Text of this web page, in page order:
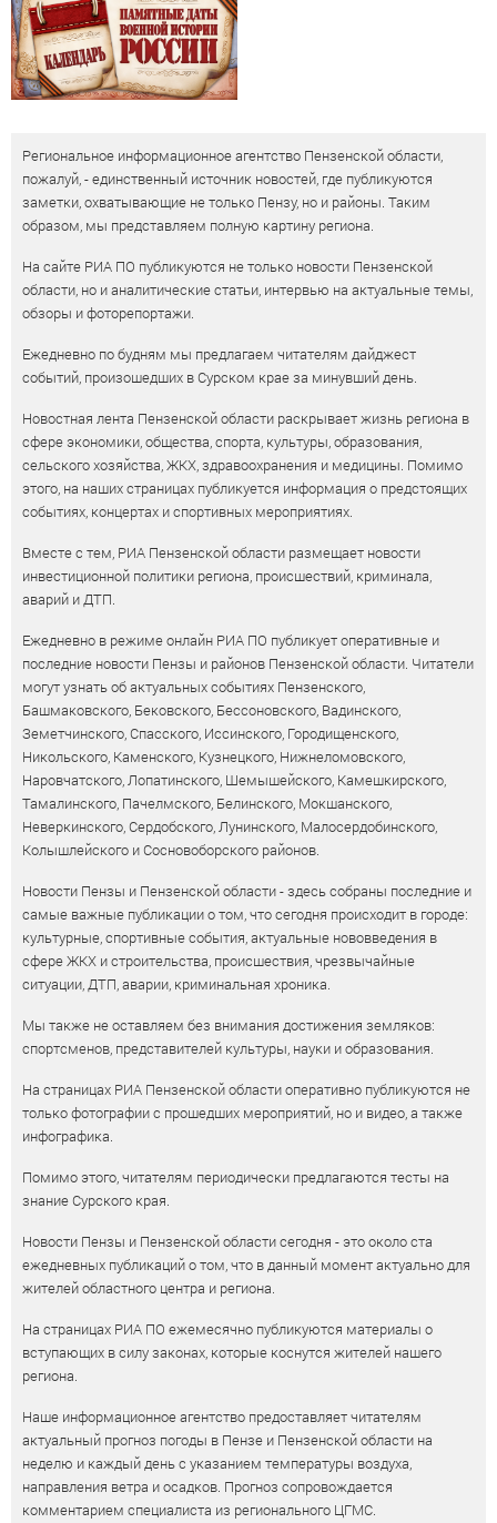
Региональное информационное агентство Пензенской области,
пожалуй, - единственный источник новостей, где публикуются
заметки, охватывающие не только Пензу, но и районы. Таким
образом, мы представляем полную картину региона.
На сайте РИА ПО публикуются не только новости Пензенской
области, но и аналитические статьи, интервью на актуальные темы,
обзоры и фоторепортажи.
Ежедневно по будням мы предлагаем читателям дайджест
событий, произошедших в Сурском крае за минувший день.
Новостная лента Пензенской области раскрывает жизнь региона в
сфере экономики, общества, спорта, культуры, образования,
сельского хозяйства, ЖКХ, здравоохранения и медицины. Помимо
этого, на наших страницах публикуется информация о предстоящих
событиях, концертах и спортивных мероприятиях.
Вместе с тем, РИА Пензенской области размещает новости
инвестиционной политики региона, происшествий, криминала,
аварий и ДТП.
Ежедневно в режиме онлайн РИА ПО публикует оперативные и
последние новости Пензы и районов Пензенской области. Читатели
могут узнать об актуальных событиях Пензенского,
Башмаковского, Бековского, Бессоновского, Вадинского,
Земетчинского, Спасского, Иссинского, Городищенского,
Никольского, Каменского, Кузнецкого, Нижнеломовского,
Наровчатского, Лопатинского, Шемышейского, Камешкирского,
Тамалинского, Пачелмского, Белинского, Мокшанского,
Неверкинского, Сердобского, Лунинского, Малосердобинского,
Колышлейского и Сосновоборского районов.
Новости Пензы и Пензенской области - здесь собраны последние и
самые важные публикации о том, что сегодня происходит в городе:
культурные, спортивные события, актуальные нововведения в
сфере ЖКХ и строительства, происшествия, чрезвычайные
ситуации, ДТП, аварии, криминальная хроника.
Мы также не оставляем без внимания достижения земляков:
спортсменов, представителей культуры, науки и образования.
На страницах РИА Пензенской области оперативно публикуются не
только фотографии с прошедших мероприятий, но и видео, а также
инфографика.
Помимо этого, читателям периодически предлагаются тесты на
знание Сурского края.
Новости Пензы и Пензенской области сегодня - это около ста
ежедневных публикаций о том, что в данный момент актуально для
жителей областного центра и региона.
На страницах РИА ПО ежемесячно публикуются материалы о
вступающих в силу законах, которые коснутся жителей нашего
региона.
Наше информационное агентство предоставляет читателям
актуальный прогноз погоды в Пензе и Пензенской области на
неделю и каждый день с указанием температуры воздуха,
направления ветра и осадков. Прогноз сопровождается
комментарием специалиста из регионального ЦГМС.